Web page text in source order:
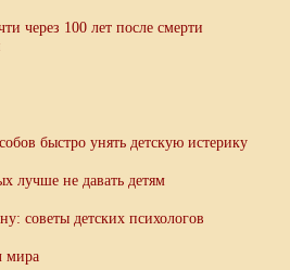
через 100 лет после смерти
быстро унять детскую истерику
лучше не давать детям
советы детских психологов
мира